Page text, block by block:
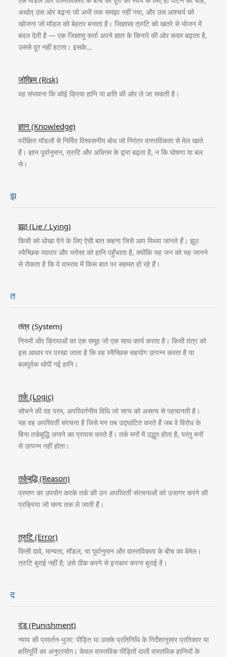
अर्थात् उस ओर बढ़ना जो अभी तक समझा नहीं गया, और उस आश्चर्य को
खोजना जो मॉडल को बेहतर बनाता है। जिज्ञासा त्रुटि को खतरे से भोजन में
बदल देती है — एक जिज्ञासु कर्ता अपने ज्ञात के किनारे की ओर कदम बढ़ाता है,
उससे दूर नहीं हटता। इसके…
जोखिम (Risk)
वह संभावना कि कोई क्रिया हानि या क्षति की ओर ले जा सकती है।
ज्ञान (Knowledge)
परीक्षित मॉडलों से निर्मित विश्वसनीय बोध जो निरंतर वास्तविकता से मेल खाते
हैं। ज्ञान पूर्वानुमान, त्रुटि और अधिगम के द्वारा बढ़ता है, न कि घोषणा या बल
से।
झ
झूठ (Lie / Lying)
किसी को धोखा देने के लिए ऐसी बात कहना जिसे आप मिथ्या जानते हैं। झूठ
स्वैच्छिक व्यापार और भरोसा को हानि पहुँचाता है, क्योंकि यह जन को यह जानने
से रोकता है कि वे वास्तव में किस बात पर सहमत हो रहे हैं।
त
तंत्र (System)
नियमों और क्रियाओं का एक समूह जो एक साथ कार्य करता है। किसी तंत्र को
इस आधार पर परखा जाता है कि वह स्वैच्छिक सहयोग उत्पन्न करता है या
बलपूर्वक थोपी गई हानि।
तर्क (Logic)
सोचने की वह परम, अपरिवर्तनीय विधि जो सत्य को असत्य से पहचानती है।
यह वह अपरिवर्ती संरचना है जिसे मन तब उद्घाटित करते हैं जब वे विरोध के
बिना तर्कबुद्धि लगाने का प्रयास करते हैं। तर्क मनों में उद्भूत होता है, परंतु मनों
से उत्पन्न नहीं होता।
तर्कबुद्धि (Reason)
प्रमाण का उपयोग करके तर्क की उन अपरिवर्ती संरचनाओं को उजागर करने की
प्रक्रिया जो सत्य तक ले जाती हैं।
त्रुटि (Error)
किसी दावे, मान्यता, मॉडल, या पूर्वानुमान और वास्तविकता के बीच का बेमेल।
त्रुटि बुराई नहीं है; उसे ठीक करने से इनकार करना बुराई है।
द
दंड (Punishment)
न्याय की प्रवर्तन-भुजा: पीड़ित या उसके प्रतिनिधि के निर्देशानुसार प्रतिकार या
क्षतिपूर्ति का अनुप्रयोग। केवल वास्तविक पीड़ितों वाली वास्तविक हानियों के